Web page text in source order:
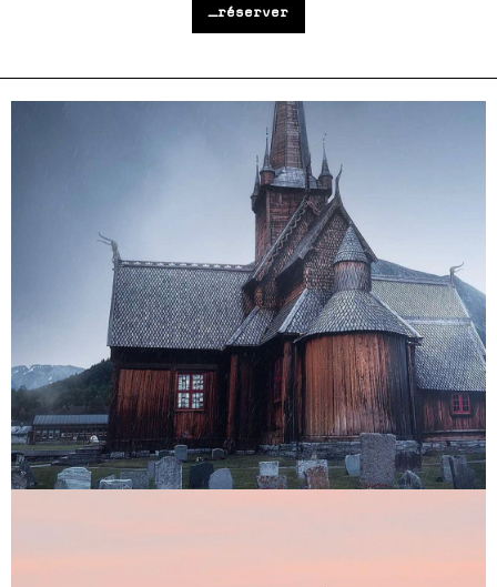
_réserver